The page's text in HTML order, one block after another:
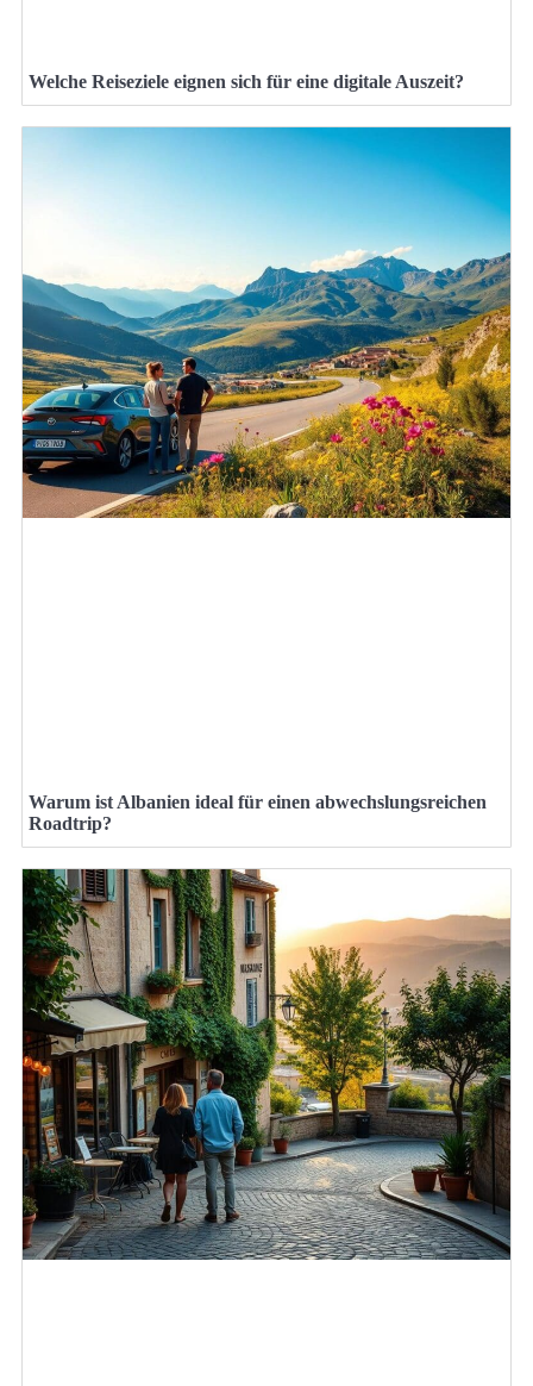
Welche Reiseziele eignen sich für eine digitale Auszeit?
Warum ist Albanien ideal für einen abwechslungsreichen
Roadtrip?